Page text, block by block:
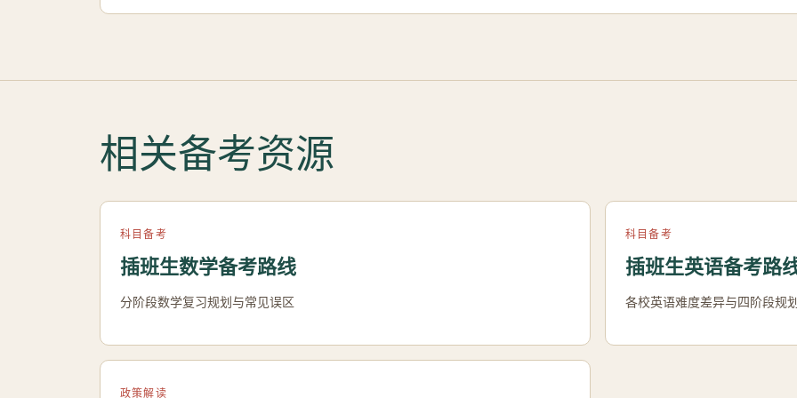
相关备考资源
科目备考
插班生数学备考路线
分阶段数学复习规划与常见误区
科目备考
插班生英语备考路
各校英语难度差异与四阶段规
政策解读